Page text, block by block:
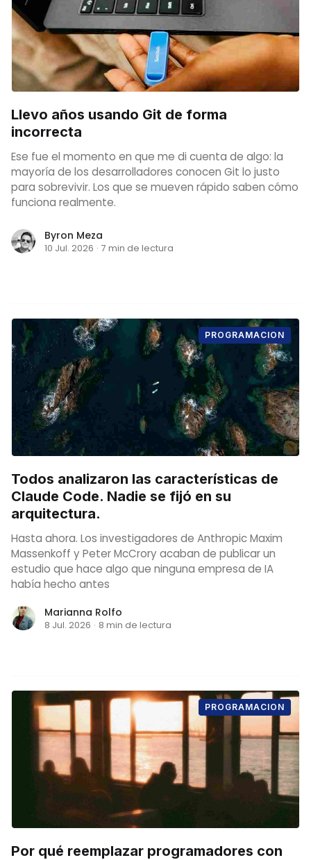
Llevo años usando Git de forma
incorrecta
Ese fue el momento en que me di cuenta de algo: la
mayoría de los desarrolladores conocen Git lo justo
para sobrevivir. Los que se mueven rápido saben cómo
funciona realmente.
Byron Meza
10 Jul. 2026 · 7 min de lectura
PROGRAMACION
Todos analizaron las características de
Claude Code. Nadie se fijó en su
arquitectura.
Hasta ahora. Los investigadores de Anthropic Maxim
Massenkoff y Peter McCrory acaban de publicar un
estudio que hace algo que ninguna empresa de IA
había hecho antes
Marianna Rolfo
8 Jul. 2026 · 8 min de lectura
PROGRAMACION
Por qué reemplazar programadores con